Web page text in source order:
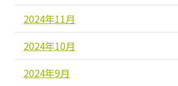
2024年11月
2024年10月
2024年9月